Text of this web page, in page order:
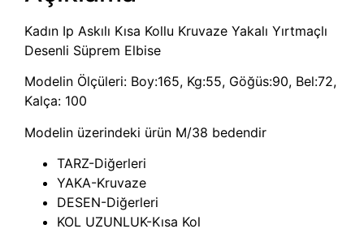
Kadın Ip Askılı Kısa Kollu Kruvaze Yakalı Yırtmaçlı
Desenli Süprem Elbise
Modelin Ölçüleri: Boy:165, Kg:55, Göğüs:90, Bel:72,
Kalça: 100
Modelin üzerindeki ürün M/38 bedendir
TARZ-Diğerleri
YAKA-Kruvaze
DESEN-Diğerleri
KOL UZUNLUK-Kısa Kol